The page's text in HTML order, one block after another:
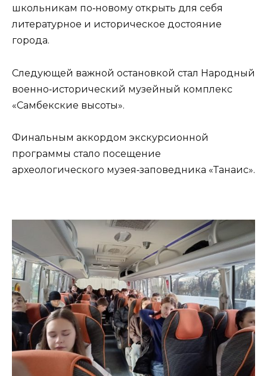
школьникам по‑новому открыть для себя
литературное и историческое достояние
города.
Следующей важной остановкой стал Народный
военно‑исторический музейный комплекс
«Самбекские высоты».
Финальным аккордом экскурсионной
программы стало посещение
археологического музея‑заповедника «Танаис».